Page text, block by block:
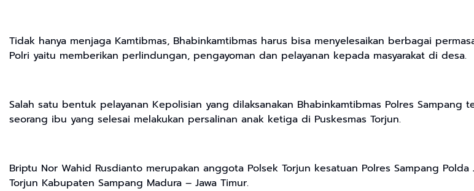
Tidak hanya menjaga Kamtibmas, Bhabinkamtibmas harus bisa menyelesaikan berbagai
Polri yaitu memberikan perlindungan, pengayoman dan pelayanan kepada masyarakat di desa.
Salah satu bentuk pelayanan Kepolisian yang dilaksanakan Bhabinkamtibmas Polres
seorang ibu yang selesai melakukan persalinan anak ketiga di Puskesmas Torjun.
Briptu Nor Wahid Rusdianto merupakan anggota Polsek Torjun kesatuan Polres Sampang
Torjun Kabupaten Sampang Madura – Jawa Timur.